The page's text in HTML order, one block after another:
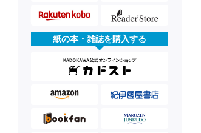
紙の本・雑誌を購入する